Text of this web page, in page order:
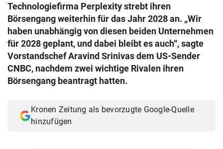
Technologiefirma Perplexity strebt ihren
Börsengang weiterhin für das Jahr 2028 an. „Wir
haben unabhängig von diesen beiden Unternehmen
für 2028 geplant, und dabei bleibt es auch“, sagte
Vorstandschef Aravind Srinivas dem US-Sender
CNBC, nachdem zwei wichtige Rivalen ihren
Börsengang beantragt hatten.
Kronen Zeitung als bevorzugte Google-Quelle
hinzufügen